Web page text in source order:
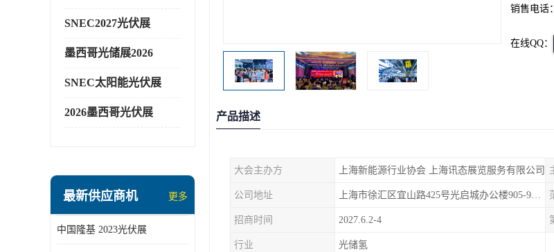
SNEC2027光伏展
墨西哥光储展2026
SNEC太阳能光伏展
2026墨西哥光伏展
最新供应商机 更多
中国隆基 2023光伏展
销售电话：
在线QQ：
产品描述
大会主办方 上海新能源行业协会 上海讯态展览服务有限公司
公司地址 上海市徐汇区宜山路425号光启城办公楼905-907室
招商时间 2027.6.2-4
行业 光储氢